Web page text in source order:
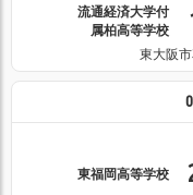
流通経済大学付
属柏高等学校
東大阪
東福岡高等学校